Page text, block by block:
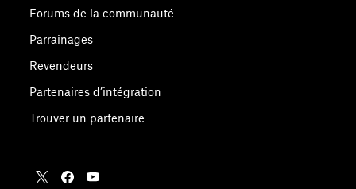
Forums de la communauté
Parrainages
Revendeurs
Partenaires d’intégration
Trouver un partenaire